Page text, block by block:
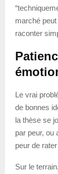
marché
raconter
Le vrai
de bonnes
la thèse se
par peur, ou
peur de
Sur le